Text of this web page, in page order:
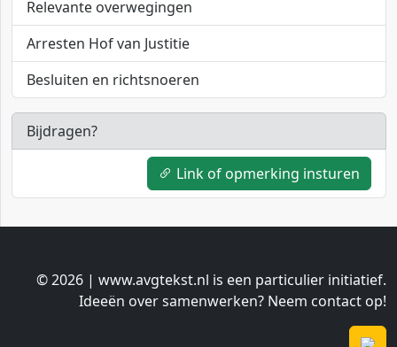
Relevante overwegingen
Arresten Hof van Justitie
Besluiten en richtsnoeren
Bijdragen?
Link of opmerking insturen
© 2026 | www.avgtekst.nl is een particulier initiatief.
Ideeën over samenwerken? Neem contact op!